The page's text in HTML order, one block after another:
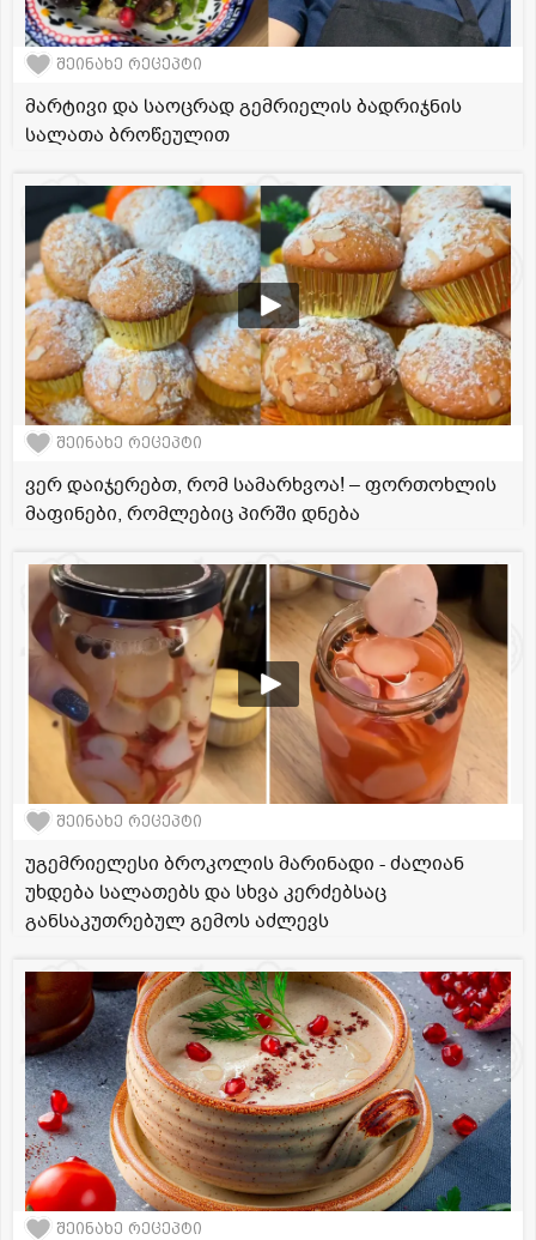
შეინახე რეცეპტი
მარტივი და საოცრად გემრიელის ბადრიჯნის
სალათა ბროწეულით
შეინახე რეცეპტი
ვერ დაიჯერებთ, რომ სამარხვოა! – ფორთოხლის
მაფინები, რომლებიც პირში დნება
შეინახე რეცეპტი
უგემრიელესი ბროკოლის მარინადი - ძალიან
უხდება სალათებს და სხვა კერძებსაც
განსაკუთრებულ გემოს აძლევს
შეინახე რეცეპტი